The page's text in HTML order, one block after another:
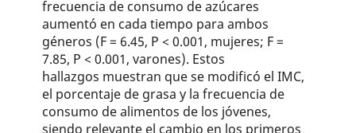
frecuencia de consumo de azúcares
aumentó en cada tiempo para ambos
géneros (F = 6.45, P < 0.001, mujeres; F =
7.85, P < 0.001, varones). Estos
hallazgos muestran que se modificó el IMC,
el porcentaje de grasa y la frecuencia de
consumo de alimentos de los jóvenes,
siendo relevante el cambio en los primeros